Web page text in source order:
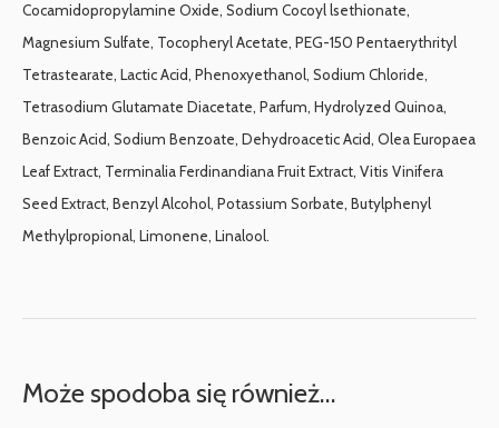
Cocamidopropylamine Oxide, Sodium Cocoyl lsethionate,
Magnesium Sulfate, Tocopheryl Acetate, PEG-150 Pentaerythrityl
Tetrastearate, Lactic Acid, Phenoxyethanol, Sodium Chloride,
Tetrasodium Glutamate Diacetate, Parfum, Hydrolyzed Quinoa,
Benzoic Acid, Sodium Benzoate, Dehydroacetic Acid, Olea Europaea
Leaf Extract, Terminalia Ferdinandiana Fruit Extract, Vitis Vinifera
Seed Extract, Benzyl Alcohol, Potassium Sorbate, Butylphenyl
Methylpropional, Limonene, Linalool.
Może spodoba się również…